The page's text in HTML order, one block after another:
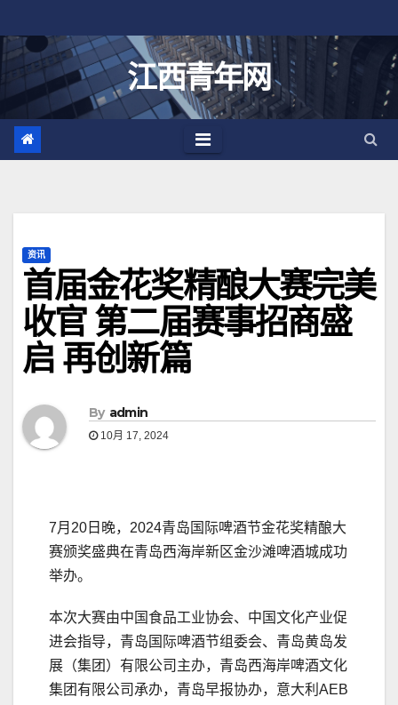
至
江西青年网
资讯
首届金花奖精酿大赛完美
收官 第二届赛事招商盛
启 再创新篇
By admin
10月 17, 2024
7月20日晚，2024青岛国际啤酒节金花奖精酿大
赛颁奖盛典在青岛西海岸新区金沙滩啤酒城成功
举办。
本次大赛由中国食品工业协会、中国文化产业促
进会指导，青岛国际啤酒节组委会、青岛黄岛发
展（集团）有限公司主办，青岛西海岸啤酒文化
集团有限公司承办，青岛早报协办，意大利AEB